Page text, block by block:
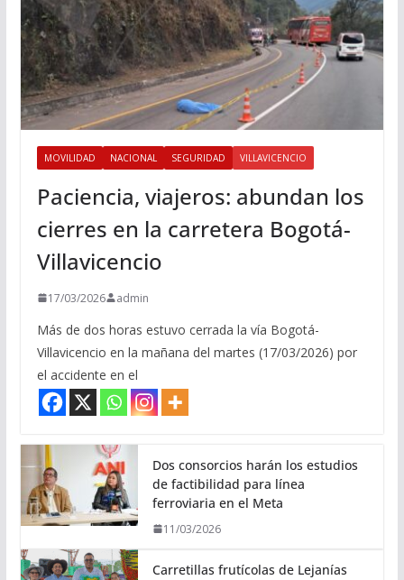
MOVILIDAD NACIONAL SEGURIDAD VILLAVICENCIO
Paciencia, viajeros: abundan los
cierres en la carretera Bogotá-
Villavicencio
17/03/2026 admin
Más de dos horas estuvo cerrada la vía Bogotá-
Villavicencio en la mañana del martes (17/03/2026) por
el accidente en el
Dos consorcios harán los estudios
de factibilidad para línea
ferroviaria en el Meta
11/03/2026
Carretillas frutícolas de Lejanías